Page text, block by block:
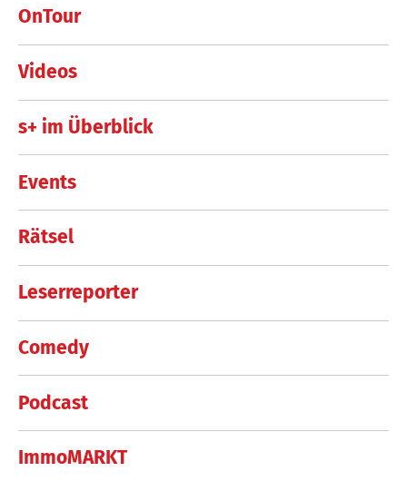
OnTour
Videos
s+ im Überblick
Events
Rätsel
Leserreporter
Comedy
Podcast
ImmoMARKT